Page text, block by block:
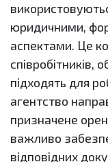
юридичними,
аспектами. Це
підходять для
агентство
призначене
важливо
відповідних